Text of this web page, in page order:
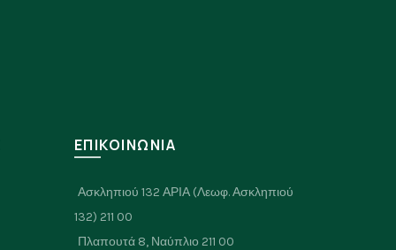
ΕΠΙΚΟΙΝΩΝΙΑ
Ασκληπιού 132 ΑΡΙΑ (Λεωφ. Ασκληπιού
132) 211 00
Πλαπουτά 8, Ναύπλιο 211 00